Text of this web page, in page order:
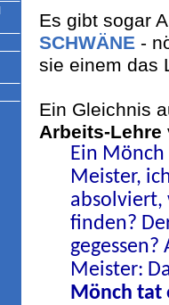
Es gibt sogar
SCHWÄNE -
sie einem das
Ein Gleichnis
Arbeits-Lehre
Ein
Meister,
absolviert,
finden?
Meister:
Mönch tat